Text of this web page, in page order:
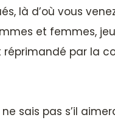
là d’où vous
et femmes,
par la
sais pas s’il